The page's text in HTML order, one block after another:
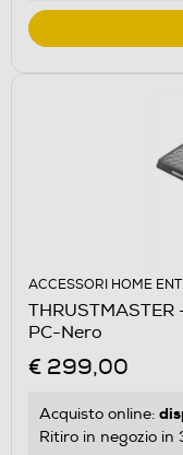
ACCESSORI HOME
PC-Nero
€ 299,00
Acquisto online:
Ritiro in negozio